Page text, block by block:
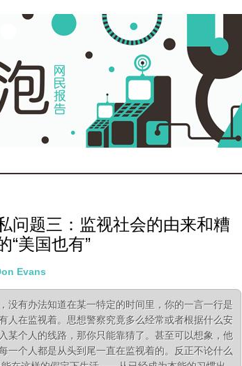
问题三：监视社会的由来和糟
“美国也有”
Evans
没有办法知道在某一特定的时间里，你的一言一行是
人在监视着。思想警察究竟多么经常或者根据什么安
某个人的线路，那你只能靠猜了。甚至可以想象，他
一个人都是从头到尾一直在监视着的。反正不论什么